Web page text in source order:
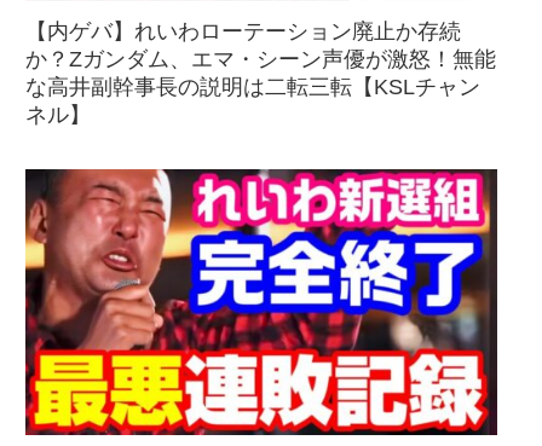
【内ゲバ】れいわローテーション廃止か存続
か？Zガンダム、エマ・シーン声優が激怒！無能
な高井副幹事長の説明は二転三転【KSLチャン
ネル】